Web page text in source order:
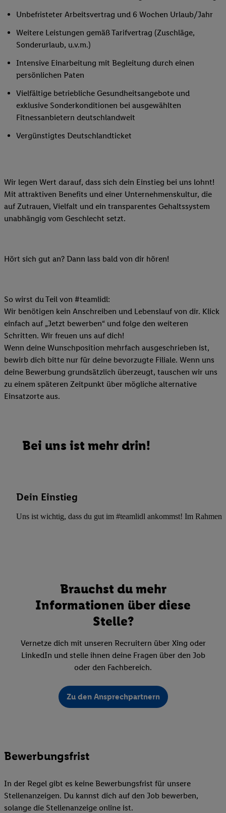
Unbefristeter Arbeitsvertrag und 6 Wochen Urlaub/Jahr
Weitere Leistungen gemäß Tarifvertrag (Zuschläge,
Sonderurlaub, u.v.m.)
Intensive Einarbeitung mit Begleitung durch einen
persönlichen Paten
Vielfältige betriebliche Gesundheitsangebote und
exklusive Sonderkonditionen bei ausgewählten
Fitnessanbietern deutschlandweit
Vergünstigtes Deutschlandticket
Wir legen Wert darauf, dass sich dein Einstieg bei uns lohnt!
Mit attraktiven Benefits und einer Unternehmenskultur, die
auf Zutrauen, Vielfalt und ein transparentes Gehaltssystem
unabhängig vom Geschlecht setzt.
Hört sich gut an? Dann lass bald von dir hören!
So wirst du Teil von #teamlidl:
Wir benötigen kein Anschreiben und Lebenslauf von dir. Klick
einfach auf „Jetzt bewerben“ und folge den weiteren
Schritten. Wir freuen uns auf dich!
Wenn deine Wunschposition mehrfach ausgeschrieben ist,
bewirb dich bitte nur für deine bevorzugte Filiale. Wenn uns
deine Bewerbung grundsätzlich überzeugt, tauschen wir uns
zu einem späteren Zeitpunkt über mögliche alternative
Einsatzorte aus.
Bei uns ist mehr drin!
Dein Einstieg
Uns ist wichtig, dass du gut im #teamlidl ankommst! Im Rahmen
Brauchst du mehr
Informationen über diese
Stelle?
Vernetze dich mit unseren Recruitern über Xing oder
LinkedIn und stelle ihnen deine Fragen über den Job
oder den Fachbereich.
Zu den Ansprechpartnern
Bewerbungsfrist
In der Regel gibt es keine Bewerbungsfrist für unsere
Stellenanzeigen. Du kannst dich auf den Job bewerben,
solange die Stellenanzeige online ist.